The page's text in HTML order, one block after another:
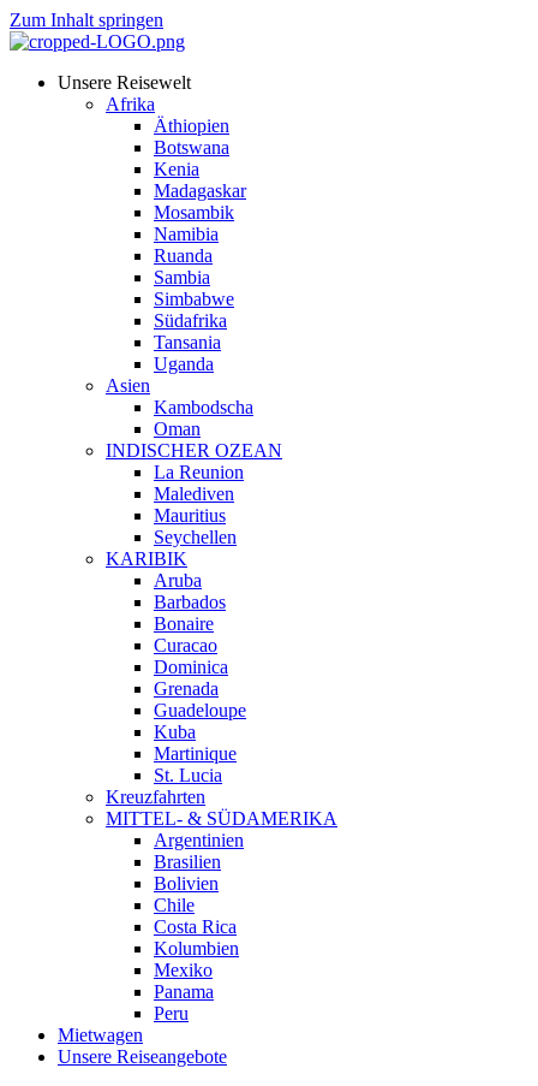
Zum Inhalt springen
Unsere Reisewelt
Afrika
Äthiopien
Botswana
Kenia
Madagaskar
Mosambik
Namibia
Ruanda
Sambia
Simbabwe
Südafrika
Tansania
Uganda
Asien
Kambodscha
Oman
INDISCHER OZEAN
La Reunion
Malediven
Mauritius
Seychellen
KARIBIK
Aruba
Barbados
Bonaire
Curacao
Dominica
Grenada
Guadeloupe
Kuba
Martinique
St. Lucia
Kreuzfahrten
MITTEL- & SÜDAMERIKA
Argentinien
Brasilien
Bolivien
Chile
Costa Rica
Kolumbien
Mexiko
Panama
Peru
Mietwagen
Unsere Reiseangebote